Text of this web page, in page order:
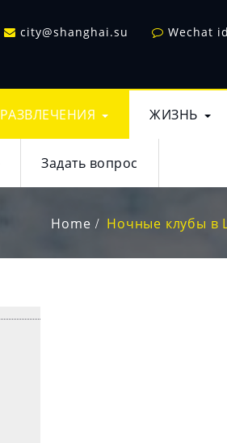
city@shanghai.su Wechat
РАЗВЛЕЧЕНИЯ ЖИЗНЬ
Задать вопрос
Home Ночные клубы в